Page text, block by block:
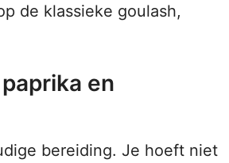
de klassieke goulash,
en
bereiding. Je hoeft niet